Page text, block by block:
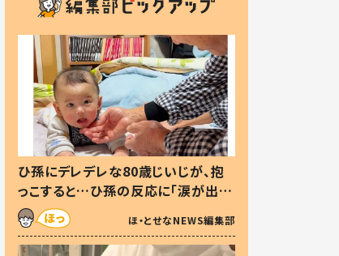
ひ孫にデレデレな80歳じいじが、抱
っこすると…ひ孫の反応に「涙が出ま
した」「可愛くて仕方ない」
ほ・とせなNEWS編集部